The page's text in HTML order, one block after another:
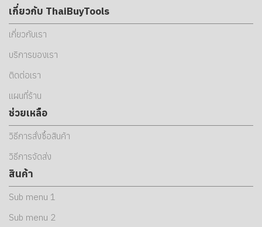
เกี่ยวกับ ThaiBuyTools
เกี่ยวกับเรา
บริการของเรา
ติดต่อเรา
แผนที่ร้าน
ช่วยเหลือ
วิธีการสั่งซื้อสินค้า
วิธีการจัดส่ง
สินค้า
Sub menu 1
Sub menu 2